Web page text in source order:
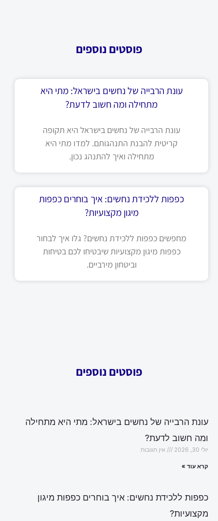
פוסטים נוספים
עונת הרבייה של נחשים בישראל: מתי היא
מתחילה ומה חשוב לדעת?
עונת הרבייה של נחשים בישראל היא תקופה
קריטית להבנת התנהגותם. למדו מתי היא
מתחילה ואיך להתנהג נכון.
כפפות ללכידת נחשים: איך בוחרים כפפות
מיגון מקצועיות?
מחפשים כפפות ללכידת נחשים? גלו איך לבחור
כפפות מיגון מקצועיות שיבטיחו לכם בטיחות
וביטחון מירביים.
פוסטים נוספים
עונת הרבייה של נחשים בישראל: מתי היא מתחילה
ומה חשוב לדעת?
יולי 30, 2026 אין תגובות
קרא עוד »
כפפות ללכידת נחשים: איך בוחרים כפפות מיגון
מקצועיות?